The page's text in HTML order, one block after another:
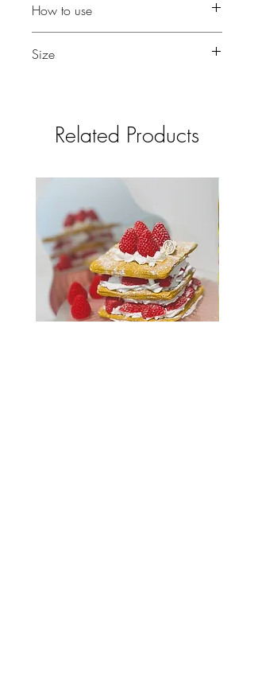
自家調配複方去痘精油 等
How to use
將痘痘剋星厚厚敷於痘痘上
Size
Related Products